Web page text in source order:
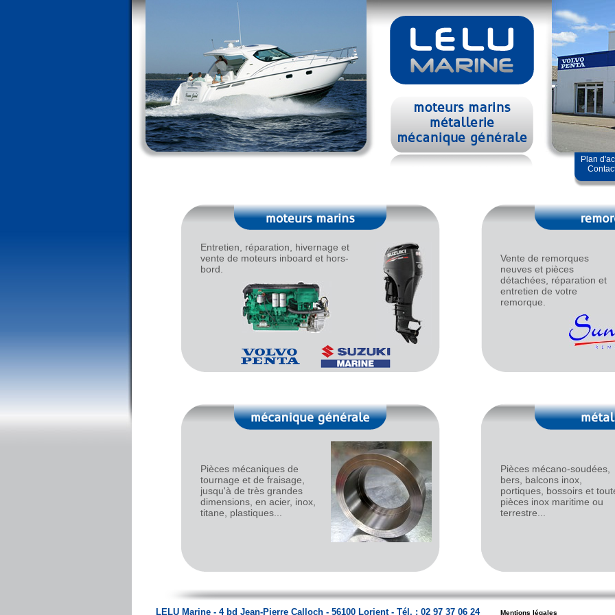
Plan
Entretien, réparation, hivernage et
vente de moteurs inboard et hors-
bord.
Vente de remorques
neuves et pièces
détachées, réparation et
entretien de votre
remorque.
Pièces mécaniques de
tournage et de fraisage,
jusqu'à de très grandes
dimensions, en acier, inox,
titane, plastiques...
Pièces mécano-soudées,
bers, balcons inox,
portiques, bossoirs et
pièces inox maritime ou
terrestre...
LELU Marine - 4 bd Jean-Pierre Calloch - 56100 Lorient - Tél. : 02 97 37 06 24 Mentions légales